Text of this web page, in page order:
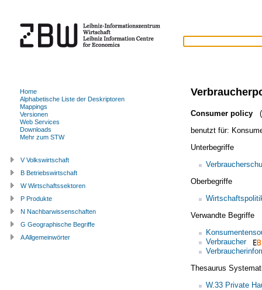
Consumer policy
benutzt für:
Unterbegriffe
Oberbegriffe
Verwandte Begriffe
Verbraucher
Thesaurus
W.33 Private
Home
Alphabetische Liste der Deskriptoren
Mappings
Versionen
Web Services
Downloads
Mehr zum STW
V Volkswirtschaft
B Betriebswirtschaft
W Wirtschaftssektoren
P Produkte
N Nachbarwissenschaften
G Geographische Begriffe
A Allgemeinwörter